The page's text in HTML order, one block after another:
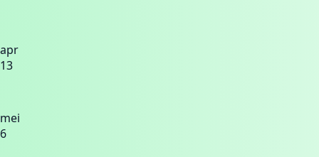
apr
13
mei
6